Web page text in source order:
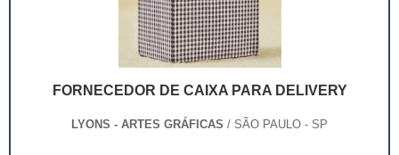
FORNECEDOR DE CAIXA PARA DELIVERY
LYONS - ARTES GRÁFICAS / SÃO PAULO - SP